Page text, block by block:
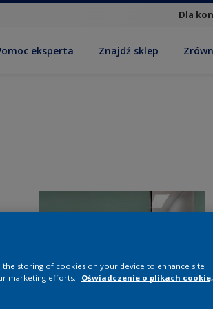
Dla
eksperta Znajdź sklep
the storing of cookies on your device to enhance site
marketing efforts.
Oświadczenie o plikach